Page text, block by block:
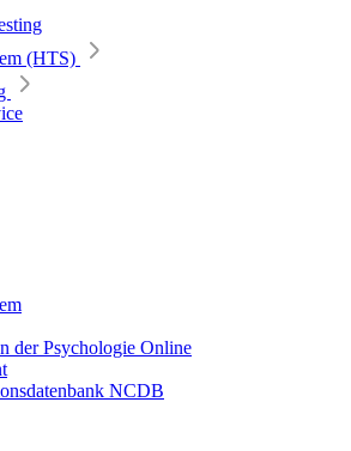
(HTS)
der Psychologie Online
NCDB